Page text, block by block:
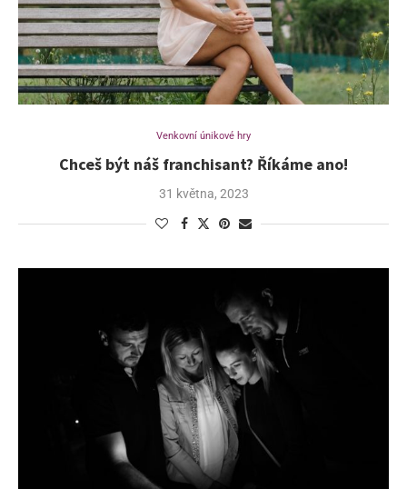
Venkovní únikové hry
Chceš být náš franchisant? Říkáme ano!
31 května, 2023